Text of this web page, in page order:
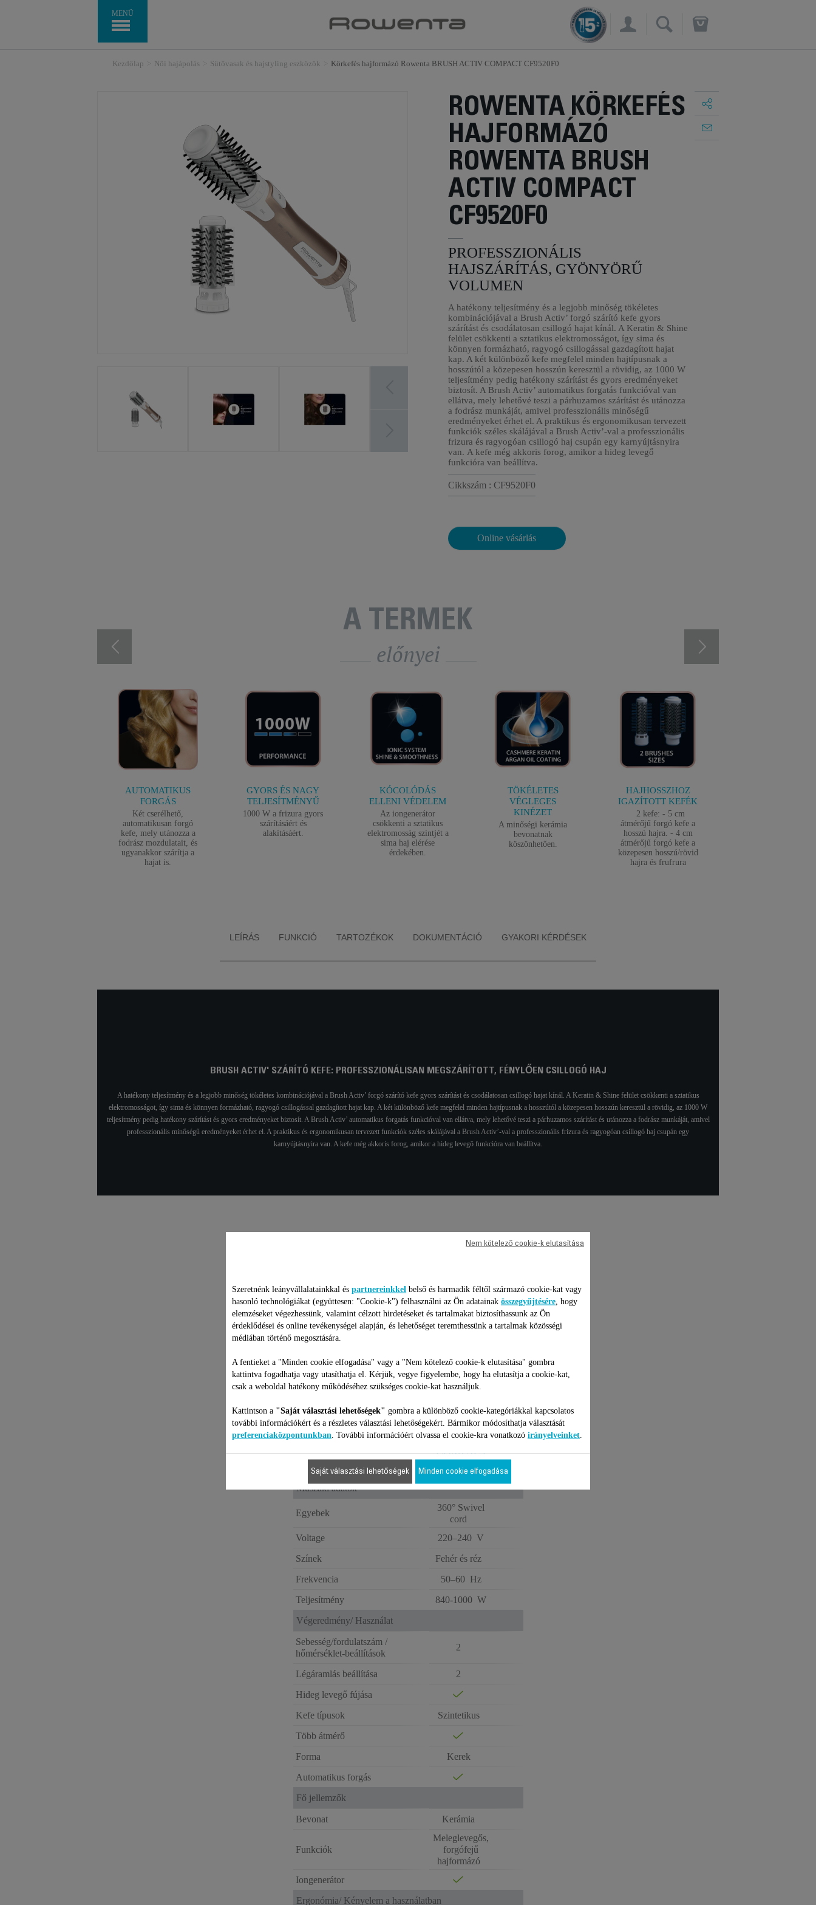
MENÜ
×
Kezdőlap Női hajápolás Sütővasak és hajstyling eszközök Körkefés hajformázó Rowenta BRUSH ACTIV COMPACT CF9520F0
ROWENTA KÖRKEFÉS
HAJFORMÁZÓ
ROWENTA BRUSH
ACTIV COMPACT
CF9520F0
PROFESSZIONÁLIS
HAJSZÁRÍTÁS, GYÖNYÖRŰ
VOLUMEN
A hatékony teljesítmény és a legjobb minőség tökéletes
kombinációjával a Brush Activ’ forgó szárító kefe gyors
szárítást és csodálatosan csillogó hajat kínál. A Keratin & Shine
felület csökkenti a sztatikus elektromosságot, így sima és
könnyen formázható, ragyogó csillogással gazdagított hajat
kap. A két különböző kefe megfelel minden hajtípusnak a
hosszútól a közepesen hosszún keresztül a rövidig, az 1000 W
teljesítmény pedig hatékony szárítást és gyors eredményeket
biztosít. A Brush Activ’ automatikus forgatás funkcióval van
ellátva, mely lehetővé teszi a párhuzamos szárítást és utánozza
a fodrász munkáját, amivel professzionális minőségű
eredményeket érhet el. A praktikus és ergonomikusan tervezett
funkciók széles skálájával a Brush Activ’-val a professzionális
frizura és ragyogóan csillogó haj csupán egy karnyújtásnyira
van. A kefe még akkoris forog, amikor a hideg levegő
funkcióra van beállítva.
Cikkszám : CF9520F0
Online vásárlás
A TERMÉK
előnyei
AUTOMATIKUS
FORGÁS
Két cserélhető,
automatikusan forgó
kefe, mely utánozza a
fodrász mozdulatait, és
ugyanakkor szárítja a
hajat is.
GYORS ÉS NAGY
TELJESÍTMÉNYŰ
1000 W a frizura gyors
szárításáért és
alakításáért.
KÓCOLÓDÁS
ELLENI VÉDELEM
Az iongenerátor
csökkenti a sztatikus
elektromosság szintjét a
sima haj elérése
érdekében.
TÖKÉLETES
VÉGLEGES
KINÉZET
A minőségi kerámia
bevonatnak
köszönhetően.
HAJHOSSZHOZ
IGAZÍTOTT KEFÉK
2 kefe: - 5 cm
átmérőjű forgó kefe a
hosszú hajra. - 4 cm
átmérőjű forgó kefe a
közepesen hosszú/rövid
hajra és frufrura
LEÍRÁS FUNKCIÓ TARTOZÉKOK DOKUMENTÁCIÓ GYAKORI KÉRDÉSEK
BRUSH ACTIV' SZÁRÍTÓ KEFE: PROFESSZIONÁLISAN MEGSZÁRÍTOTT, FÉNYLŐEN CSILLOGÓ HAJ
A hatékony teljesítmény és a legjobb minőség tökéletes kombinációjával a Brush Activ’ forgó szárító kefe gyors szárítást és csodálatosan csillogó hajat kínál. A Keratin & Shine felület csökkenti a sztatikus
elektromosságot, így sima és könnyen formázható, ragyogó csillogással gazdagított hajat kap. A két különböző kefe megfelel minden hajtípusnak a hosszútól a közepesen hosszún keresztül a rövidig, az 1000 W
teljesítmény pedig hatékony szárítást és gyors eredményeket biztosít. A Brush Activ’ automatikus forgatás funkcióval van ellátva, mely lehetővé teszi a párhuzamos szárítást és utánozza a fodrász munkáját, amivel
professzionális minőségű eredményeket érhet el. A praktikus és ergonomikusan tervezett funkciók széles skálájával a Brush Activ’-val a professzionális frizura és ragyogóan csillogó haj csupán egy
karnyújtásnyira van. A kefe még akkoris forog, amikor a hideg levegő funkcióra van beállítva.
KÖRKEFÉS
HAJFORMÁZÓ
ROWENTA
BRUSH
ACTIV
COMPACT
CF9520F0
Műszaki adatok
Egyebek
360° Swivel
cord
Voltage
220–240 V
Színek
Fehér és réz
Frekvencia
50–60 Hz
Teljesítmény
840-1000 W
Végeredmény/ Használat
Sebesség/fordulatszám /
hőmérséklet-beállítások
2
Légáramlás beállítása
2
Hideg levegő fújása
Kefe típusok
Szintetikus
Több átmérő
Forma
Kerek
Automatikus forgás
Fő jellemzők
Bevonat Kerámia
Funkciók
Meleglevegős,
forgófejű
hajformázó
Iongenerátor
Ergonómia/ Kényelem a használatban
Szeretnénk leányvállalatainkkal és partnereinkkel belső és harmadik féltől származó cookie-kat vagy
hasonló technológiákat (együttesen: "Cookie-k") felhasználni az Ön adatainak összegyűjtésére , hogy
elemzéseket végezhessünk, valamint célzott hirdetéseket és tartalmakat biztosíthassunk az Ön
érdeklődései és online tevékenységei alapján, és lehetőséget teremthessünk a tartalmak közösségi
médiában történő megosztására.
A fentieket a "Minden cookie elfogadása" vagy a "Nem kötelező cookie-k elutasítása" gombra
kattintva fogadhatja vagy utasíthatja el. Kérjük, vegye figyelembe, hogy ha elutasítja a cookie-kat,
csak a weboldal hatékony működéséhez szükséges cookie-kat használjuk.
Kattintson a "Saját választási lehetőségek" gombra a különböző cookie-kategóriákkal kapcsolatos
további információkért és a részletes választási lehetőségekért. Bármikor módosíthatja választását
preferenciaközpontunkban . További információért olvassa el cookie-kra vonatkozó irányelveinket
Nem kötelező cookie-k elutasítása
Saját választási lehetőségek Minden cookie elfogadása